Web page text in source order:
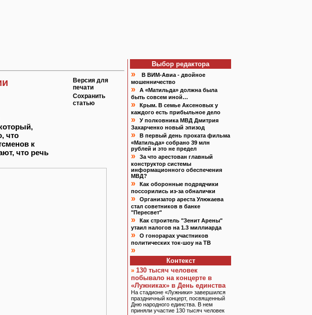
что
к
что речь
Версия для
печати
Сохранить
статью
Выбор редактора
»
В ВИМ-Авиа - двойное
мошенничество
»
А «Матильда» должна была
быть совсем иной…
»
Крым. В семье Аксеновых у
каждого есть прибыльное дело
»
У полковника МВД Дмитрия
Захарченко новый эпизод
»
В первый день проката фильма
«Матильда» собрано 39 млн
рублей и это не предел
»
За что арестован главный
конструктор системы
информационного обеспечения
МВД?
»
Как оборонные подрядчики
поссорились из-за обналички
»
Организатор ареста Улюкаева
стал советников в банке
"Пересвет"
»
Как строитель "Зенит Арены"
утаил налогов на 1.3 миллиарда
»
О гонорарах участников
политических ток-шоу на ТВ
»
Контекст
» 130 тысяч человек
побывало на концерте в
«Лужниках» в День единства
На стадионе «Лужники» завершился
праздничный концерт, посвященный
Дню народного единства. В нем
приняли участие 130 тысяч человек